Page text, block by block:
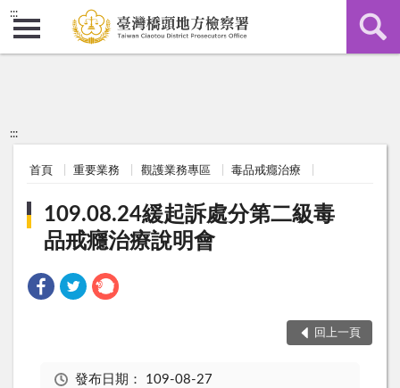
:::
:::
首頁 重要業務 觀護業務專區 毒品戒癮治療
109.08.24緩起訴處分第二級毒
品戒癮治療說明會
回上一頁
發布日期： 109-08-27